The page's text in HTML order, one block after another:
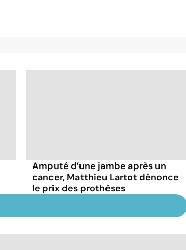
Amputé d’une jambe après un
cancer, Matthieu Lartot dénonce
le prix des prothèses